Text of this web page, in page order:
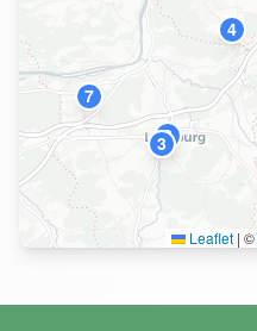
2
3
4
7
Leaflet | ©